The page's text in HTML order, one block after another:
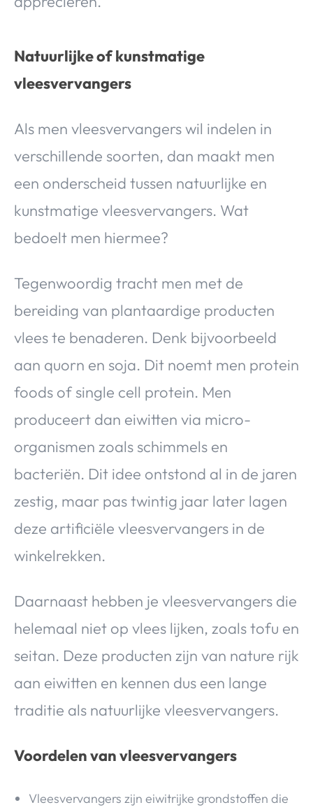
Natuurlijke of kunstmatige
vleesvervangers
Als men vleesvervangers wil indelen in
verschillende soorten, dan maakt men
een onderscheid tussen natuurlijke en
kunstmatige vleesvervangers. Wat
bedoelt men hiermee?
Tegenwoordig tracht men met de
bereiding van plantaardige producten
vlees te benaderen. Denk bijvoorbeeld
aan quorn en soja. Dit noemt men protein
foods of single cell protein. Men
produceert dan eiwitten via micro-
organismen zoals schimmels en
bacteriën. Dit idee ontstond al in de jaren
zestig, maar pas twintig jaar later lagen
deze artificiële vleesvervangers in de
winkelrekken.
Daarnaast hebben je vleesvervangers die
helemaal niet op vlees lijken, zoals tofu en
seitan. Deze producten zijn van nature rijk
aan eiwitten en kennen dus een lange
traditie als natuurlijke vleesvervangers.
Voordelen van vleesvervangers
Vleesvervangers zijn eiwitrijke grondstoffen die